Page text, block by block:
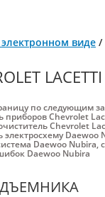
виде /
по следующим
приборов Chevrolet
Chevrolet
электросхему Daewoo
Daewoo Nubira,
Daewoo Nubira